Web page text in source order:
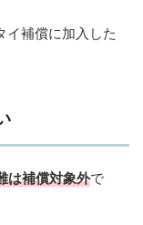
イ補償に加入した
は補償対象外で